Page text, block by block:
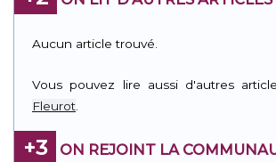
Aucun article trouvé.
Vous pouvez lire aussi d'autres
Fleurot
+3 ON REJOINT LA